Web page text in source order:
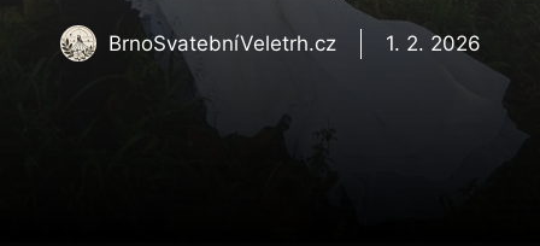
BrnoSvatebníVeletrh.cz 1. 2. 2026